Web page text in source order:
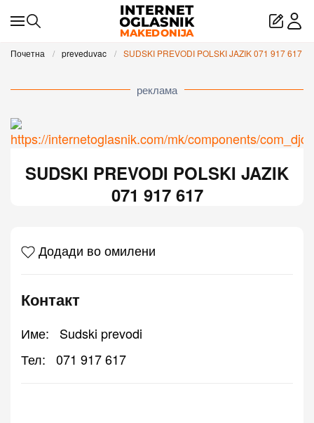
Skip to main content
Почетна preveduvac SUDSKI PREVODI POLSKI JAZIK 071 917 617
реклама
SUDSKI PREVODI POLSKI JAZIK
071 917 617
Додади во омилени
Контакт
Име:
Sudski prevodi
Тел:
071 917 617